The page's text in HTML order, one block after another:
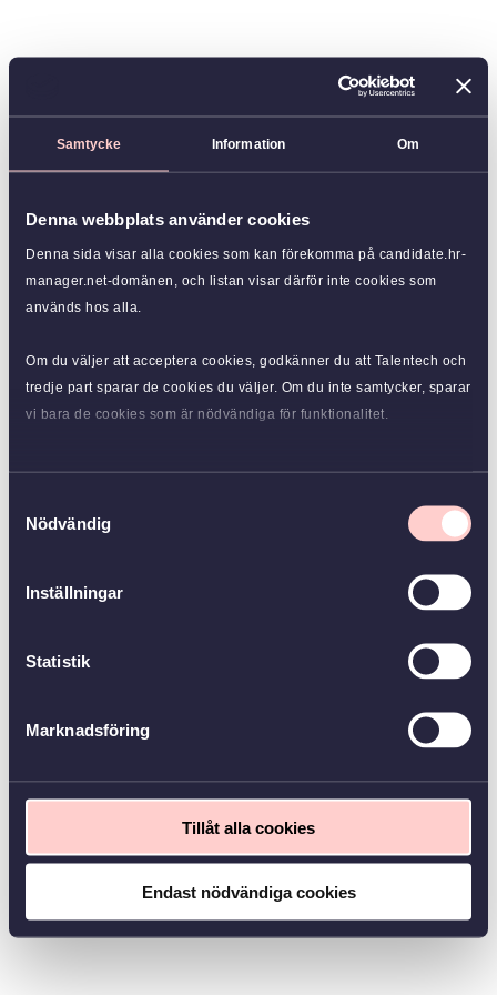
Samtycke Information Om
Denna webbplats använder cookies
Denna sida visar alla cookies som kan förekomma på candidate.hr-
manager.net-domänen, och listan visar därför inte cookies som
används hos alla.
Om du väljer att acceptera cookies, godkänner du att Talentech och
tredje part sparar de cookies du väljer. Om du inte samtycker, sparar
vi bara de cookies som är nödvändiga för funktionalitet.
Nödvändig
Inställningar
Statistik
Marknadsföring
Tillåt alla cookies
Endast nödvändiga cookies